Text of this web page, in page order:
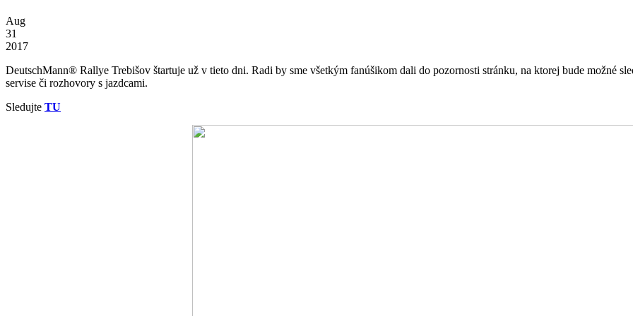
Aug
31
2017
DeutschMann® Rallye Trebišov štartuje už v tieto dni. Radi by sme všetkým fanúšikom dali do pozornosti stránku, na ktorej bude možné
servise či rozhovory s jazdcami.
Sledujte TU